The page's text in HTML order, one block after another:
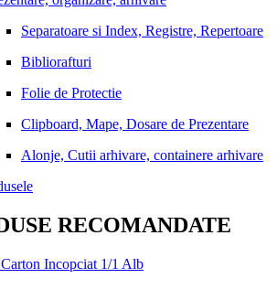
Separatoare si Index, Registre, Repertoare
Bibliorafturi
Folie de Protectie
Clipboard, Mape, Dosare de Prezentare
Alonje, Cutii arhivare, containere arhivare
RECOMANDATE